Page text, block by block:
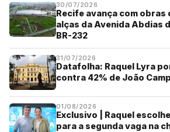
30/07/2026
Recife avança com obras
alças da Avenida Abdias
BR-232
31/07/2026
Datafolha: Raquel Lyra
contra 42% de João
01/08/2026
Exclusivo | Raquel
para a segunda vaga na